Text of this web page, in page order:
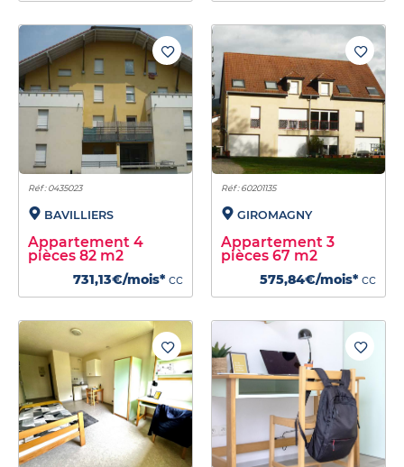
Réf : 0435023
BAVILLIERS
Appartement 4
pièces 82 m2
731,13€/mois* cc
Réf : 60201135
GIROMAGNY
Appartement 3
pièces 67 m2
575,84€/mois* cc